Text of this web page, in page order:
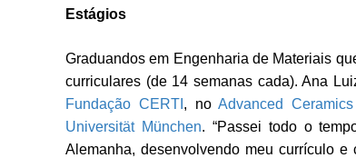
Estágios
Graduandos em Engenharia de Materiais
curriculares (de 14 semanas cada). Ana
Fundação CERTI , noAdvanced
Universität München. “Passei todo o
Alemanha, desenvolvendo meu currículo